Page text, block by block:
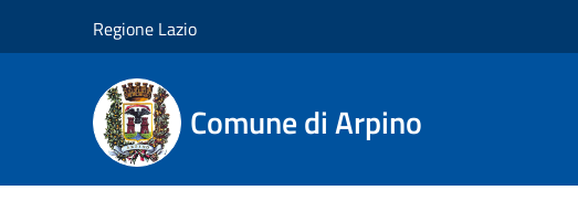
Regione Lazio
Comune di Arpino